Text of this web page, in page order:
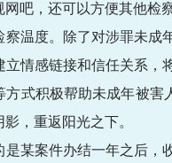
网吧，还可以方便其他检
察温度。除了对涉罪未成
立情感链接和信任关系
方式积极帮助未成年被
，重返阳光之下。
是某案件办结一年之后，